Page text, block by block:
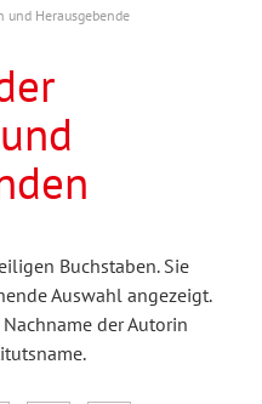
und Herausgebende
Buchstaben. Sie
Auswahl angezeigt.
der Autorin